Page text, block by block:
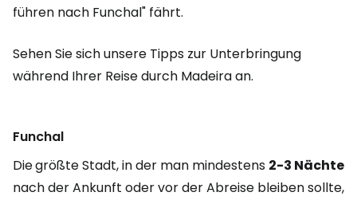
führen nach Funchal" fährt.
Sehen Sie sich unsere Tipps zur Unterbringung
während Ihrer Reise durch Madeira an.
Funchal
Diegrößte Stadt, in der man mindestens 2-3 Nächte
nach der Ankunft oder vor der Abreise bleiben sollte,